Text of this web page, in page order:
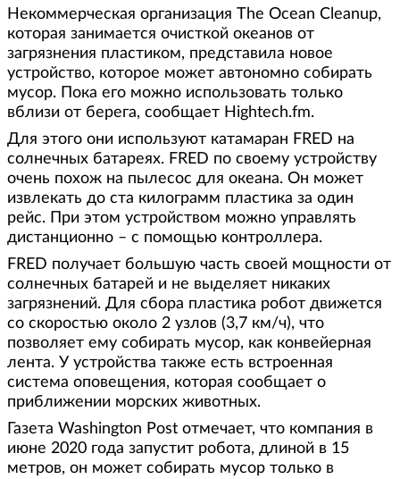
Некоммерческая организация The Ocean Cleanup,
которая занимается очисткой океанов от
загрязнения пластиком, представила новое
устройство, которое может автономно собирать
мусор. Пока его можно использовать только
вблизи от берега, сообщает Hightech.fm.
Для этого они используют катамаран FRED на
солнечных батареях. FRED по своему устройству
очень похож на пылесос для океана. Он может
извлекать до ста килограмм пластика за один
рейс. При этом устройством можно управлять
дистанционно – с помощью контроллера.
FRED получает большую часть своей мощности от
солнечных батарей и не выделяет никаких
загрязнений. Для сбора пластика робот движется
со скоростью около 2 узлов (3,7 км/ч), что
позволяет ему собирать мусор, как конвейерная
лента. У устройства также есть встроенная
система оповещения, которая сообщает о
приближении морских животных.
Газета Washington Post отмечает, что компания в
июне 2020 года запустит робота, длиной в 15
метров, он может собирать мусор только в